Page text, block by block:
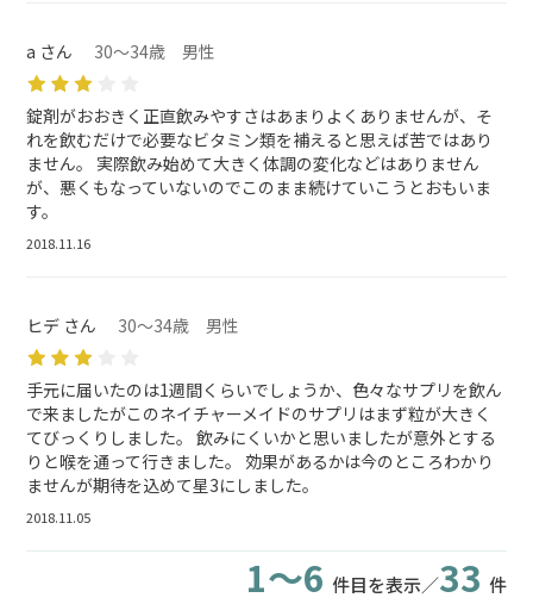
a さん 30～34歳 男性
錠剤がおおきく正直飲みやすさはあまりよくありませんが、そ
れを飲むだけで必要なビタミン類を補えると思えば苦ではあり
ません。 実際飲み始めて大きく体調の変化などはありません
が、悪くもなっていないのでこのまま続けていこうとおもいま
す。
2018.11.16
ヒデ さん 30～34歳 男性
手元に届いたのは1週間くらいでしょうか、色々なサプリを飲ん
で来ましたがこのネイチャーメイドのサプリはまず粒が大きく
てびっくりしました。 飲みにくいかと思いましたが意外とする
りと喉を通って行きました。 効果があるかは今のところわかり
ませんが期待を込めて星3にしました。
2018.11.05
1～6 件目を表示／33 件